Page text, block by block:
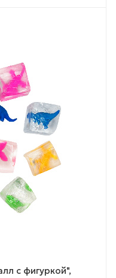
с фигуркой",